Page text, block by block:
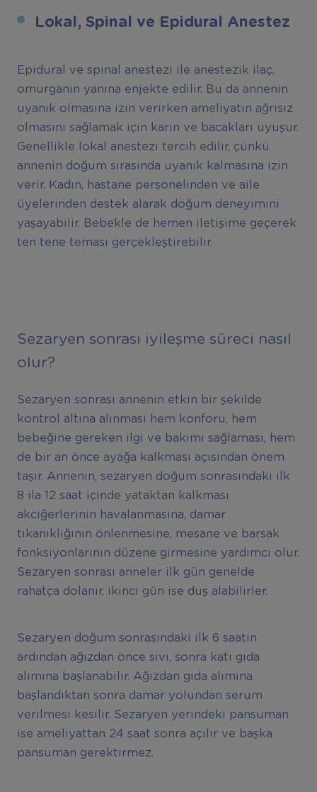
Lokal, Spinal ve Epidural Anestez
Epidural ve spinal anestezi ile anestezik ilaç,
omurganın yanına enjekte edilir. Bu da annenin
uyanık olmasına izin verirken ameliyatın ağrısız
olmasını sağlamak için karın ve bacakları uyuşur.
Genellikle lokal anestezi tercih edilir, çünkü
annenin doğum sırasında uyanık kalmasına izin
verir. Kadın, hastane personelinden ve aile
üyelerinden destek alarak doğum deneyimini
yaşayabilir. Bebekle de hemen iletişime geçerek
ten tene teması gerçekleştirebilir.
Sezaryen sonrası iyileşme süreci nasıl
olur?
Sezaryen sonrası annenin etkin bir şekilde
kontrol altına alınması hem konforu, hem
bebeğine gereken ilgi ve bakımı sağlaması, hem
de bir an önce ayağa kalkması açısından önem
taşır. Annenin, sezaryen doğum sonrasındaki ilk
8 ila 12 saat içinde yataktan kalkması
akciğerlerinin havalanmasına, damar
tıkanıklığının önlenmesine, mesane ve barsak
fonksiyonlarının düzene girmesine yardımcı olur.
Sezaryen sonrası anneler ilk gün genelde
rahatça dolanır, ikinci gün ise duş alabilirler.
Sezaryen doğum sonrasındaki ilk 6 saatin
ardından ağızdan önce sıvı, sonra katı gıda
alımına başlanabilir. Ağızdan gıda alımına
başlandıktan sonra damar yolundan serum
verilmesi kesilir. Sezaryen yerindeki pansuman
ise ameliyattan 24 saat sonra açılır ve başka
pansuman gerektirmez.